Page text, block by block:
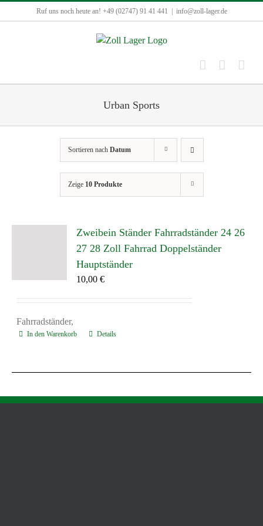
Inhalt
Ruf uns noch heute an! +49 (02747) 91 41 441 info@zoll-lager.de
Urban Sports
Sortieren nach Datum
Zeige 10 Produkte
Zweibein Ständer Fahrradständer 24 26
27 28 Zoll Fahrrad Doppelständer
Hauptständer
10,00€
Fahrradständer,
In den Warenkorb Details